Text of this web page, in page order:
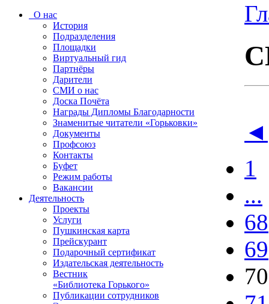
О нас
История
Подразделения
Площадки
Виртуальный гид
Партнёры
Дарители
СМИ о нас
Доска Почёта
Награды Дипломы Благодарности
Знаменитые читатели «Горьковки»
Документы
Профсоюз
Контакты
Буфет
Режим работы
Вакансии
Деятельность
Проекты
Услуги
Пушкинская карта
Прейскурант
Подарочный сертификат
Издательская деятельность
Вестник
«Библиотека Горького»
Публикации сотрудников
◄
1
...
68
69
70